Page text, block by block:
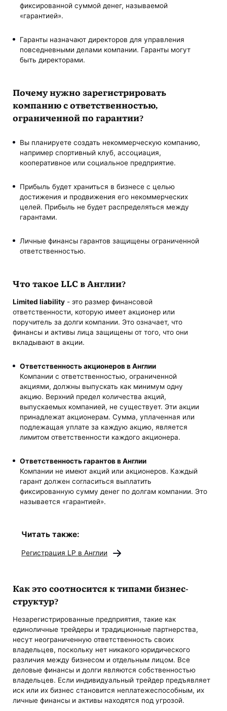
фиксированной суммой денег, называемой
«гарантией».
Гаранты назначают директоров для управления
повседневными делами компании. Гаранты могут
быть директорами.
Почему нужно зарегистрировать
компанию с ответственностью,
ограниченной по гарантии?
Вы планируете создать некоммерческую компанию,
например спортивный клуб, ассоциация,
кооперативное или социальное предприятие.
Прибыль будет храниться в бизнесе с целью
достижения и продвижения его некоммерческих
целей. Прибыль не будет распределяться между
гарантами.
Личные финансы гарантов защищены ограниченной
ответственностью.
Что такое LLC в Англии?
Limited liability - это размер финансовой
ответственности, которую имеет акционер или
поручитель за долги компании. Это означает, что
финансы и активы лица защищены от того, что они
вкладывают в акции.
Ответственность акционеров в Англии
Компании с ответственностью, ограниченной
акциями, должны выпускать как минимум одну
акцию. Верхний предел количества акций,
выпускаемых компанией, не существует. Эти акции
принадлежат акционерам. Сумма, уплаченная или
подлежащая уплате за каждую акцию, является
лимитом ответственности каждого акционера.
Ответственность гарантов в Англии
Компании не имеют акций или акционеров. Каждый
гарант должен согласиться выплатить
фиксированную сумму денег по долгам компании. Это
называется «гарантией».
Читать также:
Регистрация LP в Англии
Как это соотносится к типами бизнес-
структур?
Незарегистрированные предприятия, такие как
единоличные трейдеры и традиционные партнерства,
несут неограниченную ответственность своих
владельцев, поскольку нет никакого юридического
различия между бизнесом и отдельным лицом. Все
деловые финансы и долги являются собственностью
владельцев. Если индивидуальный трейдер предъявляет
иск или их бизнес становится неплатежеспособным, их
личные финансы и активы находятся под угрозой.